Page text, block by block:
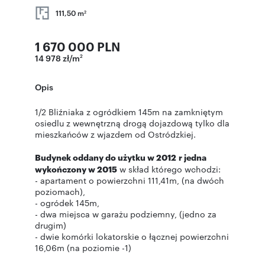
111,50 m2
1 670 000 PLN
14 978 zł/m2
Opis
1/2 Bliźniaka z ogródkiem 145m na zamkniętym
osiedlu z wewnętrzną drogą dojazdową tylko dla
mieszkańców z wjazdem od Ostródzkiej.
Budynek oddany do użytku w 2012 r jedna
wykończony w 2015 w skład którego wchodzi:
- apartament o powierzchni 111,41m, (na dwóch
poziomach),
- ogródek 145m,
- dwa miejsca w garażu podziemny, (jedno za
drugim)
- dwie komórki lokatorskie o łącznej powierzchni
16,06m (na poziomie -1)